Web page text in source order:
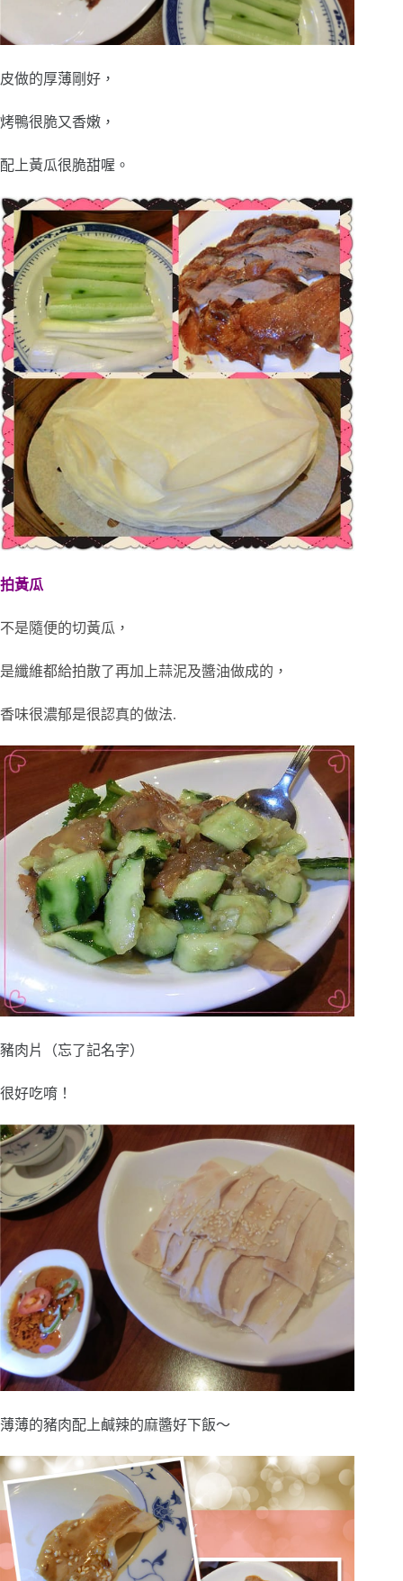
皮做的厚薄剛好，
烤鴨很脆又香嫩，
配上黃瓜很脆甜喔。
拍黃瓜
不是隨便的切黃瓜，
是纖維都給拍散了再加上蒜泥及醬油做成的，
香味很濃郁是很認真的做法.
豬肉片（忘了記名字）
很好吃唷！
薄薄的豬肉配上鹹辣的麻醬好下飯～